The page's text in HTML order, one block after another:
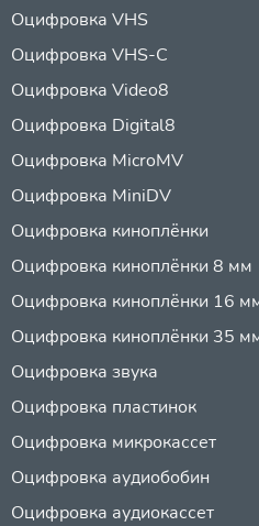
Оцифровка VHS
Оцифровка VHS-C
Оцифровка Video8
Оцифровка Digital8
Оцифровка MicroMV
Оцифровка MiniDV
Оцифровка киноплёнки
Оцифровка киноплёнки 8 мм
Оцифровка киноплёнки 16
Оцифровка киноплёнки 35
Оцифровка звука
Оцифровка пластинок
Оцифровка микрокассет
Оцифровка аудиобобин
Оцифровка аудиокассет